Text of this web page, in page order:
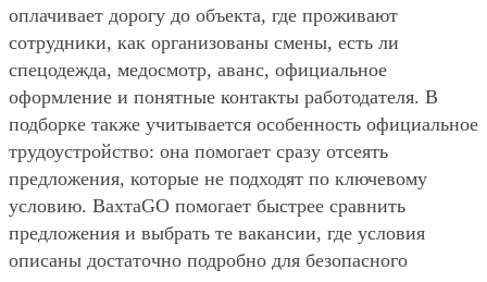
оплачивает дорогу до объекта, где проживают
сотрудники, как организованы смены, есть ли
спецодежда, медосмотр, аванс, официальное
оформление и понятные контакты работодателя. В
подборке также учитывается особенность официальное
трудоустройство: она помогает сразу отсеять
предложения, которые не подходят по ключевому
условию. ВахтаGO помогает быстрее сравнить
предложения и выбрать те вакансии, где условия
описаны достаточно подробно для безопасного